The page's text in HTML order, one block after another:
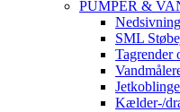
PUMPER &
SML
Tagrender
Kælder-/